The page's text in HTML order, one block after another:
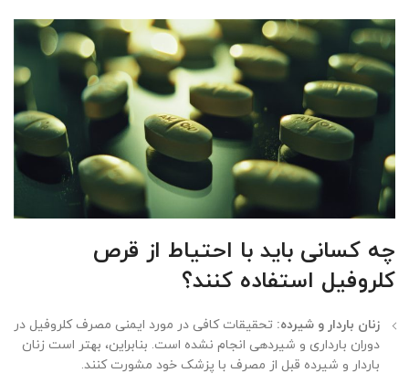
چه کسانی باید با احتیاط از قرص
کلروفیل استفاده کنند؟
زنان باردار و شیرده: تحقیقات کافی در مورد ایمنی مصرف کلروفیل در
دوران بارداری و شیردهی انجام نشده است. بنابراین، بهتر است زنان
باردار و شیرده قبل از مصرف با پزشک خود مشورت کنند.